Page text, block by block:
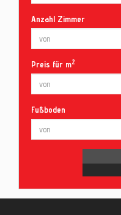
Anzahl Zimmer
Preis für m2
Fußboden